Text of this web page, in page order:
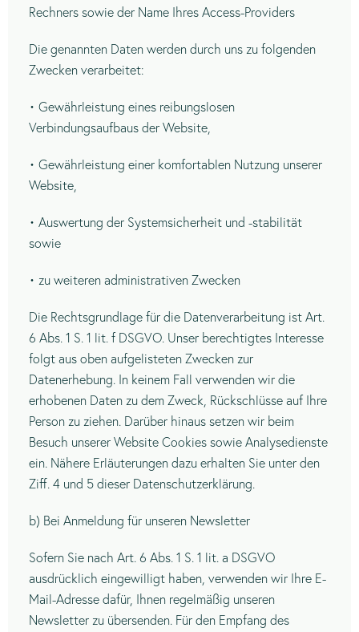
Rechners sowie der Name Ihres Access-Providers
Die genannten Daten werden durch uns zu folgenden
Zwecken verarbeitet:
• Gewährleistung eines reibungslosen
Verbindungsaufbaus der Website,
• Gewährleistung einer komfortablen Nutzung unserer
Website,
• Auswertung der Systemsicherheit und -stabilität
sowie
• zu weiteren administrativen Zwecken
Die Rechtsgrundlage für die Datenverarbeitung ist Art.
6 Abs. 1 S. 1 lit. f DSGVO. Unser berechtigtes Interesse
folgt aus oben aufgelisteten Zwecken zur
Datenerhebung. In keinem Fall verwenden wir die
erhobenen Daten zu dem Zweck, Rückschlüsse auf Ihre
Person zu ziehen. Darüber hinaus setzen wir beim
Besuch unserer Website Cookies sowie Analysedienste
ein. Nähere Erläuterungen dazu erhalten Sie unter den
Ziff. 4 und 5 dieser Datenschutzerklärung.
b) Bei Anmeldung für unseren Newsletter
Sofern Sie nach Art. 6 Abs. 1 S. 1 lit. a DSGVO
ausdrücklich eingewilligt haben, verwenden wir Ihre E-
Mail-Adresse dafür, Ihnen regelmäßig unseren
Newsletter zu übersenden. Für den Empfang des